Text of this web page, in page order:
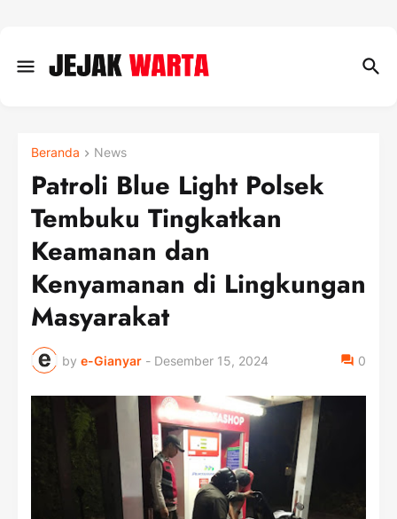
Beranda News
Patroli Blue Light Polsek
Tembuku Tingkatkan
Keamanan dan
Kenyamanan di Lingkungan
Masyarakat
by e-Gianyar - Desember 15, 2024 0